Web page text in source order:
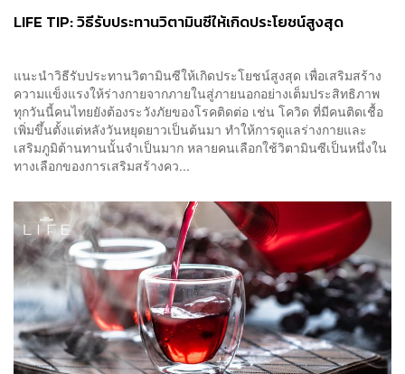
LIFE TIP: วิธีรับประทานวิตามินซีให้เกิดประโยชน์สูงสุด
แนะนำวิธีรับประทานวิตามินซีให้เกิดประโยชน์สูงสุด เพื่อเสริมสร้าง
ความแข็งแรงให้ร่างกายจากภายในสู่ภายนอกอย่างเต็มประสิทธิภาพ
ทุกวันนี้คนไทยยังต้องระวังภัยของโรคติดต่อ เช่น โควิด ที่มีคนติดเชื้อ
เพิ่มขึ้นตั้งแต่หลังวันหยุดยาวเป็นต้นมา ทำให้การดูแลร่างกายและ
เสริมภูมิต้านทานนั้นจำเป็นมาก หลายคนเลือกใช้วิตามินซีเป็นหนึ่งใน
ทางเลือกของการเสริมสร้างคว...